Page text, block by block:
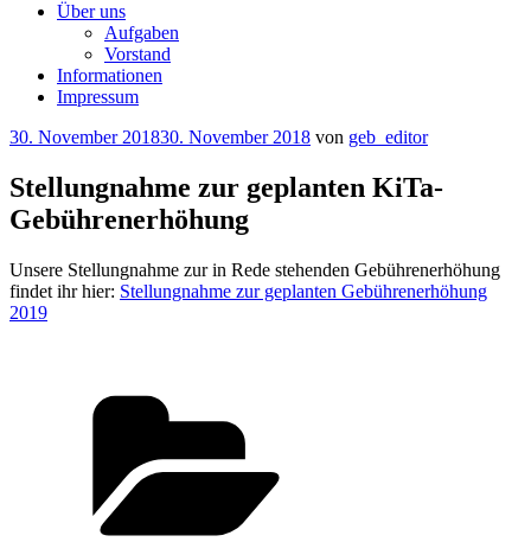
Über uns
Aufgaben
Vorstand
Informationen
Impressum
Veröffentlicht
30. November 201830. November 2018 von geb_editor
Stellungnahme zur geplanten KiTa-
Gebührenerhöhung
Unsere Stellungnahme zur in Rede stehenden Gebührenerhöhung
findet ihr hier: Stellungnahme zur geplanten Gebührenerhöhung
2019